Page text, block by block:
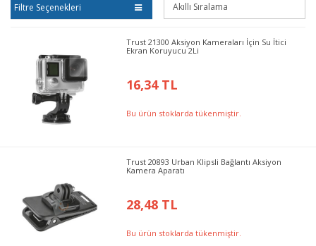
Filtre Seçenekleri
Trust 21300 Aksiyon Kameraları İçin Su İtici
Ekran Koruyucu 2Li
16,34 TL
Bu ürün stoklarda tükenmiştir.
Trust 20893 Urban Klipsli Bağlantı Aksiyon
Kamera Aparatı
28,48 TL
Bu ürün stoklarda tükenmiştir.